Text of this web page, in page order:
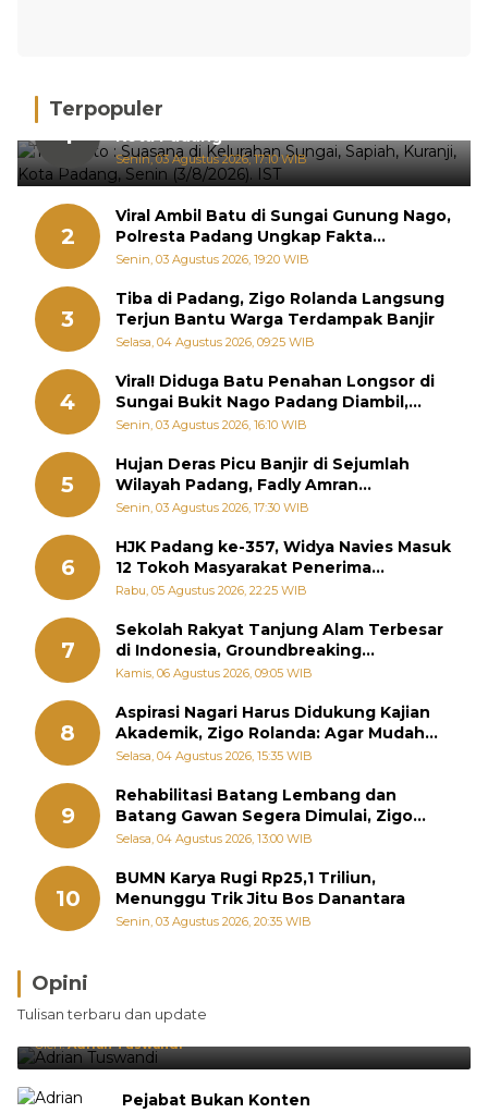
Terpopuler
1
Hujan Deras, 15 Titik Banjir Terdeteksi di
Kota Padang
Senin, 03 Agustus 2026, 17:10 WIB
2
Viral Ambil Batu di Sungai Gunung Nago,
Polresta Padang Ungkap Fakta
Sebenarnya
Senin, 03 Agustus 2026, 19:20 WIB
3
Tiba di Padang, Zigo Rolanda Langsung
Terjun Bantu Warga Terdampak Banjir
Selasa, 04 Agustus 2026, 09:25 WIB
4
Viral! Diduga Batu Penahan Longsor di
Sungai Bukit Nago Padang Diambil,
Warga Khawatir Bencana Terulang
Senin, 03 Agustus 2026, 16:10 WIB
5
Hujan Deras Picu Banjir di Sejumlah
Wilayah Padang, Fadly Amran
Perintahkan OPD Siaga
Senin, 03 Agustus 2026, 17:30 WIB
6
HJK Padang ke-357, Widya Navies Masuk
12 Tokoh Masyarakat Penerima
Penghargaan Pemko Padang
Rabu, 05 Agustus 2026, 22:25 WIB
7
Sekolah Rakyat Tanjung Alam Terbesar
di Indonesia, Groundbreaking
September
Kamis, 06 Agustus 2026, 09:05 WIB
8
Aspirasi Nagari Harus Didukung Kajian
Akademik, Zigo Rolanda: Agar Mudah
Diperjuangkan di Kementerian
Selasa, 04 Agustus 2026, 15:35 WIB
9
Rehabilitasi Batang Lembang dan
Batang Gawan Segera Dimulai, Zigo
Rolanda Pastikan Proyek Berjalan
Selasa, 04 Agustus 2026, 13:00 WIB
10
BUMN Karya Rugi Rp25,1 Triliun,
Menunggu Trik Jitu Bos Danantara
Senin, 03 Agustus 2026, 20:35 WIB
Opini
Tulisan terbaru dan update
Brasil Lebih Diunggulkan, tetapi Jepang Selalu
Punya Cara Membuat Kejutan
Oleh:Adrian Tuswandi
Pejabat Bukan Konten